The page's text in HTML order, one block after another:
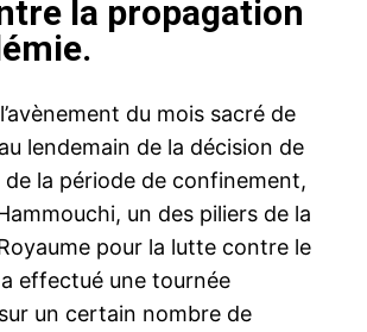
la propagation
du mois sacré de
lendemain de la décision de
la période de confinement,
un des piliers de la
pour la lutte contre le
effectué une tournée
un certain nombre de